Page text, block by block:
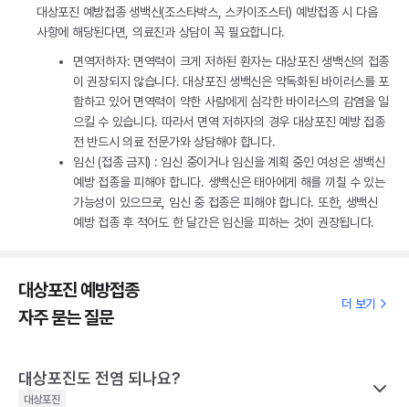
대상포진 예방접종 생백신(조스타박스, 스카이조스터) 예방접종 시 다음
사항에 해당된다면, 의료진과 상담이 꼭 필요합니다.
면역저하자: 면역력이 크게 저하된 환자는 대상포진 생백신의 접종
이 권장되지 않습니다. 대상포진 생백신은 약독화된 바이러스를 포
함하고 있어 면역력이 약한 사람에게 심각한 바이러스의 감염을 일
으킬 수 있습니다. 따라서 면역 저하자의 경우 대상포진 예방 접종
전 반드시 의료 전문가와 상담해야 합니다.
임신 (접종 금지) : 임신 중이거나 임신을 계획 중인 여성은 생백신
예방 접종을 피해야 합니다. 생백신은 태아에게 해를 끼칠 수 있는
가능성이 있으므로, 임신 중 접종은 피해야 합니다. 또한, 생백신
예방 접종 후 적어도 한 달간은 임신을 피하는 것이 권장됩니다.
대상포진 예방접종
자주 묻는 질문
더 보기
대상포진도 전염 되나요?
대상포진